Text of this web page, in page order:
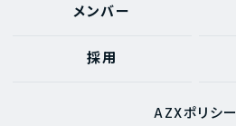
メンバー
採用
AZXポリシー